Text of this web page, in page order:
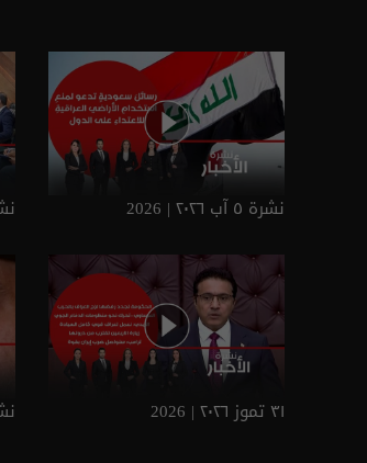
نشرة ٥ آب ٢٠٢٦ | 2026 نشرة
٣١ تموز ٢٠٢٦ | 2026 نشرة